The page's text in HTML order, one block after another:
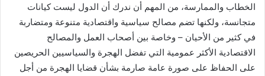
الخطاب والممارسة، من المهم أن ندرك أن الدول ليست كيانات
متجانسة، ولكنها تضم مصالح سياسية واقتصادية متنوعة ومتضاربة
في كثير من الأحيان – وخاصة بين أصحاب العمل والمصالح
الاقتصادية الأكثر عمومية التي تفضل الهجرة والسياسيين الحريصين
على الحفاظ على صورة عامة صارمة بشأن قضايا الهجرة من أجل